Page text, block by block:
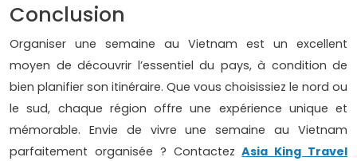
Conclusion
Organiser une semaine au Vietnam est un excellent
moyen de découvrir l’essentiel du pays, à condition de
bien planifier son itinéraire. Que vous choisissiez le nord ou
le sud, chaque région offre une expérience unique et
mémorable. Envie de vivre une semaine au Vietnam
parfaitement organisée ? ContactezAsia King Travel